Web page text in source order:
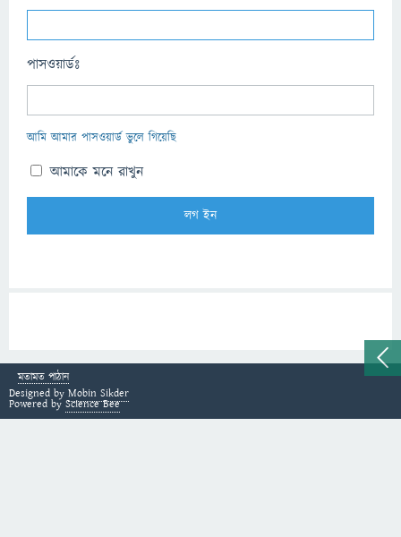
পাসওয়ার্ডঃ
আমি আমার পাসওয়ার্ড ভুলে গিয়েছি
আমাকে মনে রাখুন
মতামত পাঠান
Designed by Mobin Sikder
Powered by Science Bee